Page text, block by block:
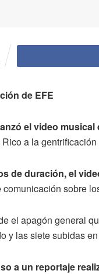
de EFE
el video musical
a la
de duración, el
comunicación sobre
el apagón general
y las siete subidas
a un reportaje